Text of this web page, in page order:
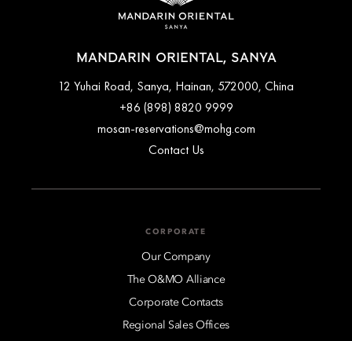
MANDARIN ORIENTAL, SANYA
12 Yuhai Road, Sanya, Hainan, 572000, China
+86 (898) 8820 9999
mosan-reservations@mohg.com
Contact Us
CORPORATE
Our Company
The O&MO Alliance
Corporate Contacts
Regional Sales Offices